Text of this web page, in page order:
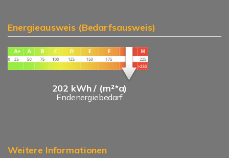
Energieausweis (Bedarfsausweis)
202 kWh / (m²*a)
Endenergiebedarf
Weitere Informationen